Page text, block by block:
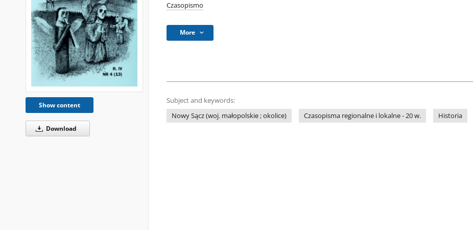
Show content
Download
Czasopismo
More
Subject and keywords:
Nowy Sącz (woj. małopolskie ; okolice)
Czasopisma regionalne i lokalne - 20 w. Historia